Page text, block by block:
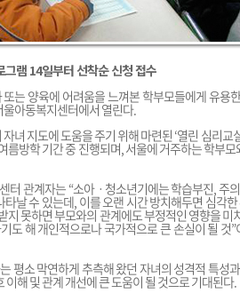
램 14일부터 선착순 신청 접수
는 양육에 어려움을 느껴본 학부모들에게 유용
울아동복지센터에서 열린다.
녀 지도에 도움을 주기 위해 마련된 ‘열린 심리교
름방학 기간 중 진행되며, 서울에 거주하는 학부
터 관계자는 “소아ㆍ청소년기에는 학습부진, 주
날 수 있는데, 이를 오랜 시간 방치해두면 심각
지 못하면 부모와의 관계에도 부정적인 영향을 미
도 해 개인적으로나 국가적으로 큰 손실이 될 것
평소 막연하게 추측해 왔던 자녀의 성격적 특성
이해 및 관계 개선에 큰 도움이 될 것으로 기대된다.